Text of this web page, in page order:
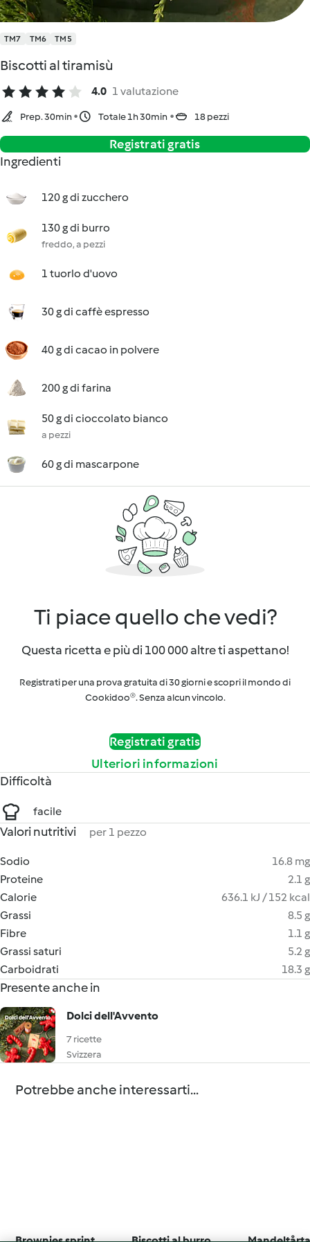
TM7 TM6 TM5
Biscotti al tiramisù
4.0 1 valutazione
Prep. 30min Totale 1h 30min 18 pezzi
Registrati gratis
Ingredienti
120 g di zucchero
130 g di burro
freddo, a pezzi
1 tuorlo d'uovo
30 g di caffè espresso
40 g di cacao in polvere
200 g di farina
50 g di cioccolato bianco
a pezzi
60 g di mascarpone
Ti piace quello che vedi?
Questa ricetta e più di 100 000 altre ti aspettano!
Registrati per una prova gratuita di 30 giorni e scopri il mondo di
Cookidoo®. Senza alcun vincolo.
Registrati gratis
Ulteriori informazioni
Difficoltà
facile
Valori nutritivi per 1 pezzo
Sodio
16.8 mg
Proteine
2.1 g
Calorie
636.1 kJ / 152 kcal
Grassi
8.5 g
Fibre
1.1 g
Grassi saturi
5.2 g
Carboidrati
18.3 g
Presente anche in
Dolci dell'Avvento
7 ricette
Svizzera
Potrebbe anche interessarti...